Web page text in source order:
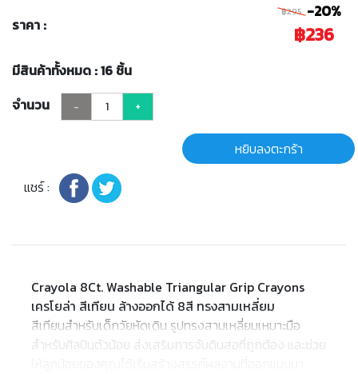
ราคา :
฿295 -20%
฿236
มีสินค้าทั้งหมด : 16 ชิ้น
จำนวน
- +
หยิบลงตะกร้า
แชร์ :
Crayola 8Ct. Washable Triangular Grip Crayons
เครโยล่า สีเทียน ล้างออกได้ 8สี ทรงสามเหลี่ยม
สีเทียนสำหรับเด็กวัยหัดเดิน รูปทรงสามเหลี่ยมเหมาะมือ
สำหรับศิลปินตัวน้อย ส่งเสริมการจับดินสอที่ถูกต้อง และช่วย